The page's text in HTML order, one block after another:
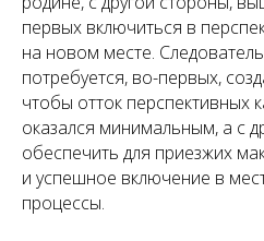
первых включиться в
на новом месте.
потребуется, во-первых,
чтобы отток перспективных
оказался минимальным, а с
обеспечить для приезжих
и успешное включение в
процессы.